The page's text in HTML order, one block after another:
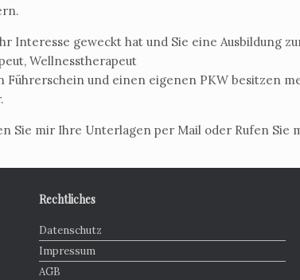
Interesse geweckt hat und Sie eine Ausbildung
Wellnesstherapeut
Führerschein und einen eigenen PKW besitzen
Sie mir Ihre Unterlagen per Mail oder Rufen Sie
Rechtliches
Datenschutz
Impressum
AGB